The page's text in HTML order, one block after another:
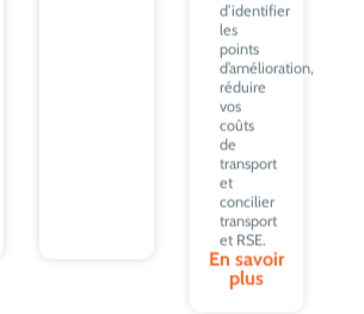
d’amélioration,
réduire
vos
coûts
de
transport
et
concilier
transport
et RSE.
En savoir
plus